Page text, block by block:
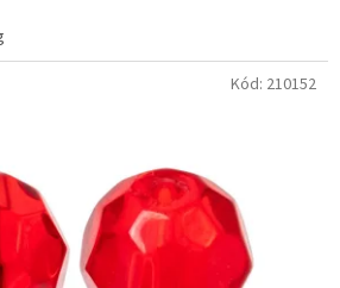
Kód: 210152